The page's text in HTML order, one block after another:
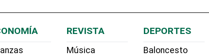
REVISTA
Música
DEPORTES
Baloncesto